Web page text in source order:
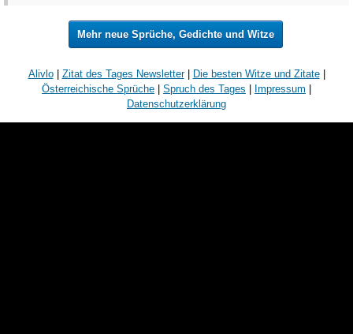
Mehr neue Sprüche, Gedichte und Witze
Alivlo| Zitat des Tages Newsletter| Die besten Witze und Zitate|
Österreichische Sprüche | Spruch des Tages | Impressum |
Datenschutzerklärung